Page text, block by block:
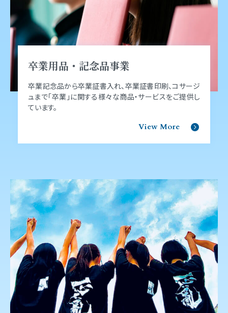
卒業用品・記念品事業
卒業記念品から卒業証書⼊れ、卒業証書印刷、コサージ
ュまで「卒業」に関する様々な商品‧サービスをご提供し
ています。
View More